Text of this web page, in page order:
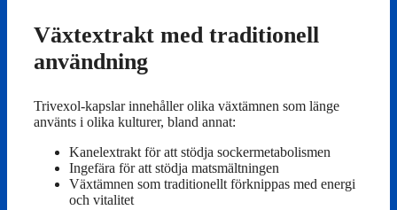
Växtextrakt med traditionell
användning
Trivexol-kapslar innehåller olika växtämnen som länge
använts i olika kulturer, bland annat:
Kanelextrakt för att stödja sockermetabolismen
Ingefära för att stödja matsmältningen
Växtämnen som traditionellt förknippas med energi
och vitalitet